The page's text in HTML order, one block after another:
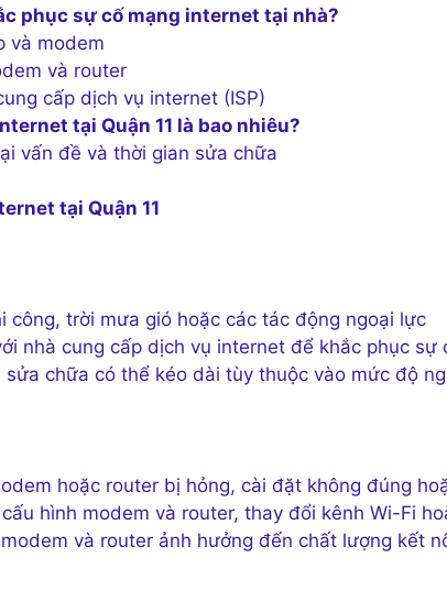
phục sự cố mạng internet tại nhà?
và modem
và router
cấp dịch vụ internet (ISP)
tại Quận 11 là bao nhiêu?
vấn đề và thời gian sửa chữa
tại Quận 11
công, trời mưa gió hoặc các tác động ngoại lực
nhà cung cấp dịch vụ internet để khắc phục sự
sửa chữa có thể kéo dài tùy thuộc vào mức độ
hoặc router bị hỏng, cài đặt không đúng
hình modem và router, thay đổi kênh Wi-Fi
và router ảnh hưởng đến chất lượng kết